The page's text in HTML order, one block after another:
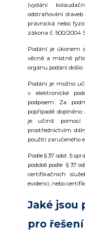
(vydání
odstraňování
právnická nebo
zákona č. 500/2004
Podání je úkonem
věcně a místně
orgánu podání došlo.
Podání je možno
v elektronické
podpisem. Za
popřípadě
je učinit pomocí
prostřednictvím
použití zaručeného
Podle § 37 odst. 5
podobě podle § 37
certifikačních
evidenci, nebo
Jaké jsou
pro